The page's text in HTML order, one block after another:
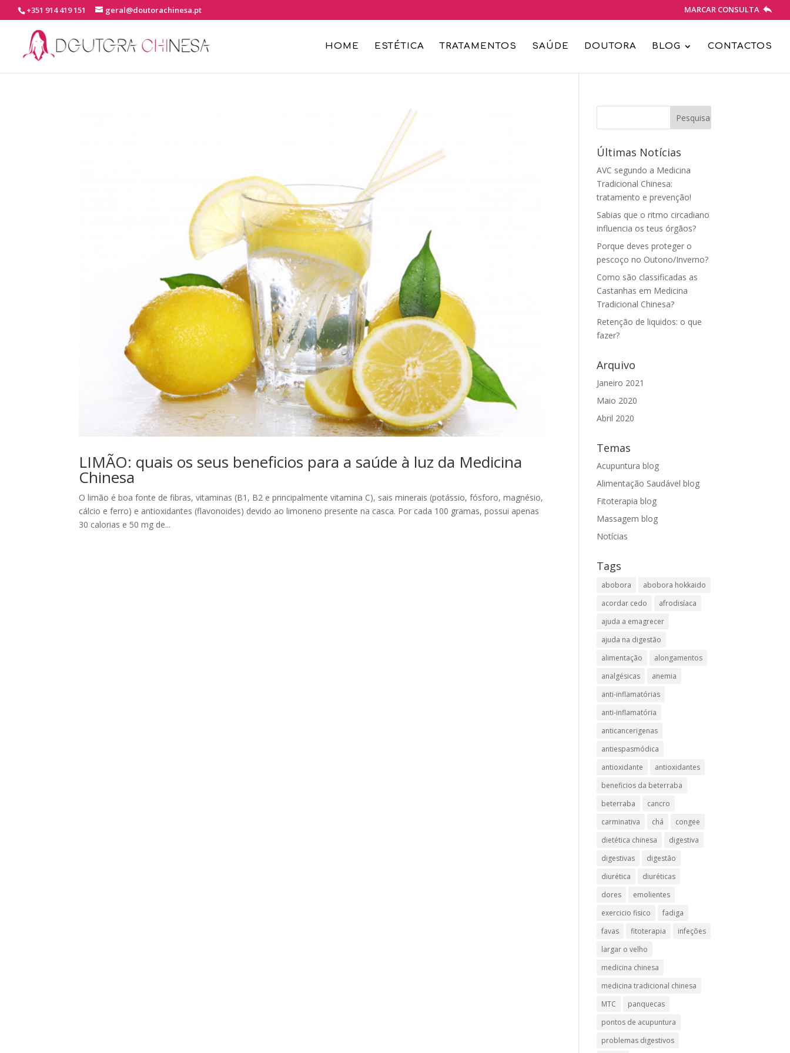
+351 914 419 151 geral@doutorachinesa.pt MARCAR CONSULTA
HOME ESTÉTICA TRATAMENTOS SAÚDE DOUTORA BLOG CONTACTOS
LIMÃO: quais os seus beneficios para a saúde à luz da Medicina
Chinesa
O limão é boa fonte de fibras, vitaminas (B1, B2 e principalmente vitamina C), sais minerais (potássio, fósforo, magnésio,
cálcio e ferro) e antioxidantes (flavonoides) devido ao limoneno presente na casca. Por cada 100 gramas, possui apenas
30 calorias e 50 mg de...
Últimas Notícias
AVC segundo a Medicina
Tradicional Chinesa:
tratamento e prevenção!
Sabias que o ritmo circadiano
influencia os teus órgãos?
Porque deves proteger o
pescoço no Outono/Inverno?
Como são classificadas as
Castanhas em Medicina
Tradicional Chinesa?
Retenção de liquidos: o que
fazer?
Arquivo
Janeiro 2021
Maio 2020
Abril 2020
Temas
Acupuntura blog
Alimentação Saudável blog
Fitoterapia blog
Massagem blog
Notícias
Tags
abobora
abobora hokkaido
acordar cedo
afrodisíaca
ajuda a emagrecer
ajuda na digestão
alimentação
alongamentos
analgésicas
anemia
anti-inflamatórias
anti-inflamatória​
anticancerigenas
antiespasmódica
antioxidante
antioxidantes
beneficios da beterraba
beterraba
cancro
carminativa
chá
congee
dietética chinesa
digestiva
digestivas
digestão
diurética
diuréticas​
dores
emolientes
exercicio fisico
fadiga
favas
fitoterapia
infeções
largar o velho
medicina chinesa
medicina tradicional chinesa
MTC
panquecas
pontos de acupuntura
problemas digestivos